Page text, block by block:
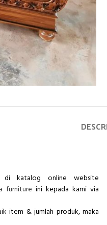
di katalog online website
furniture ini kepada kami via
item & jumlah produk, maka